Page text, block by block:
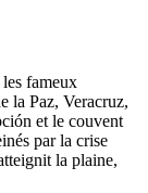
fameux
la Paz, Veracruz,
et le couvent
par la crise
la plaine,